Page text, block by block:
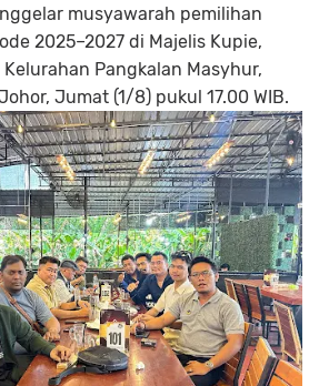
musyawarah pemilihan
2025–2027 di Majelis Kupie,
Pangkalan Masyhur,
Jumat (1/8) pukul 17.00 WIB.